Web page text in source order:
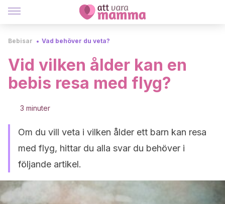
Bebisar Vad behöver du veta?
Vid vilken ålder kan en
bebis resa med flyg?
3 minuter
Om du vill veta i vilken ålder ett barn kan resa
med flyg, hittar du alla svar du behöver i
följande artikel.